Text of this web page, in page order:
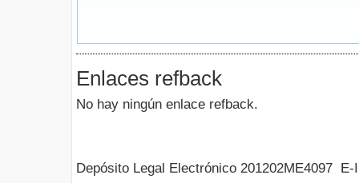
Enlaces refback
No hay ningún enlace refback.
Depósito Legal Electrónico 201202ME4097 E-